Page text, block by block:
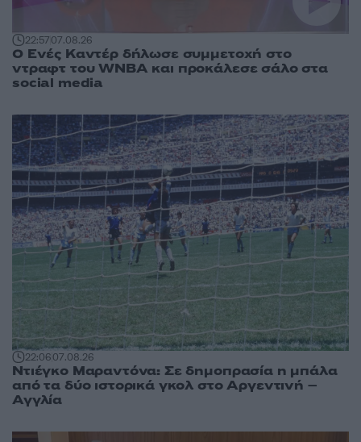
22:5707.08.26
Ο Ενές Καντέρ δήλωσε συμμετοχή στο
ντραφτ του WNBA και προκάλεσε σάλο στα
social media
22:0607.08.26
Ντιέγκο Μαραντόνα: Σε δημοπρασία η μπάλα
από τα δύο ιστορικά γκολ στο Αργεντινή –
Αγγλία